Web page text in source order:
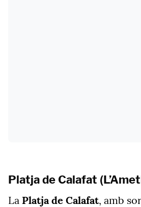
Platja de Calafat
La Platja de Calafat, amb